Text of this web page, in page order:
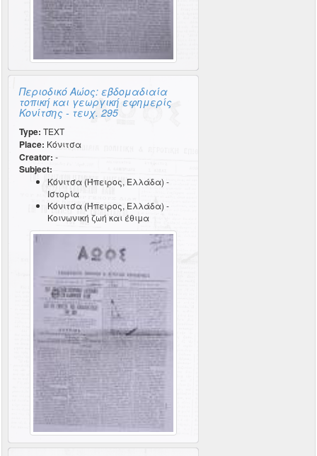
Περιοδικό Αώος: εβδομαδιαία
τοπική και γεωργική εφημερίς
Κονίτσης - τευχ. 295
Type: TEXT
Place: Κόνιτσα
Creator: -
Subject:
Κόνιτσα (Ήπειρος, Ελλάδα) -
Ιστορία
Κόνιτσα (Ήπειρος, Ελλάδα) -
Κοινωνική ζωή και έθιμα